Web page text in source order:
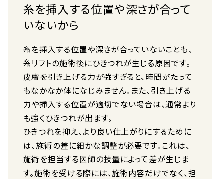
糸を挿入する位置や深さが合って
いないから
糸を挿入する位置や深さが合っていないことも、
糸リフトの施術後にひきつれが生じる原因です。
皮膚を引き上げる力が強すぎると、時間がたって
もなかなか体になじみません。また、引き上げる
力や挿入する位置が適切でない場合は、通常より
も強くひきつれが出ます。
ひきつれを抑え、より良い仕上がりにするために
は、施術の差に細かな調整が必要です。これは、
施術を担当する医師の技量によって差が生じま
す。施術を受ける際には、施術内容だけでなく、担